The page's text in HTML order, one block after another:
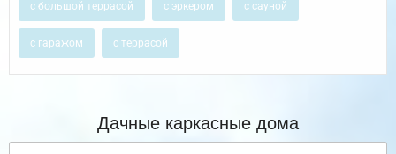
с большой террасой с эркером с сауной
с гаражом с террасой
Дачные каркасные дома